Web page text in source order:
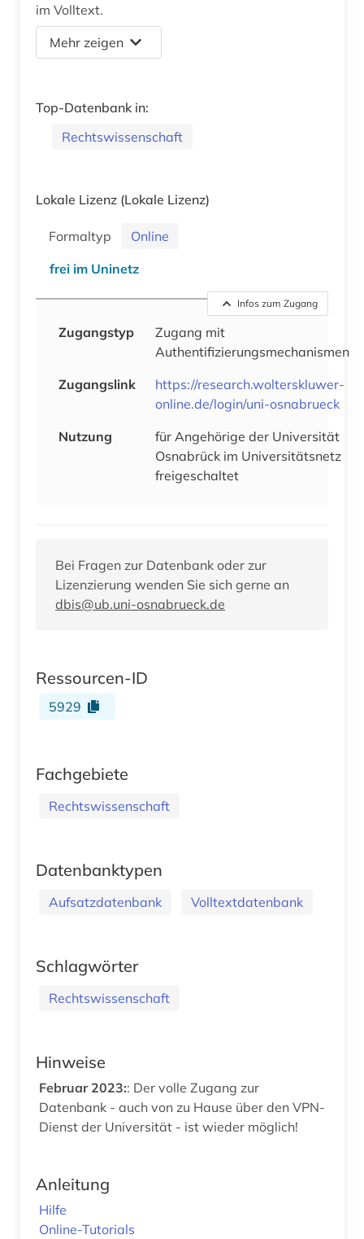
im Volltext.
Mehr zeigen
Top-Datenbank in:
Rechtswissenschaft
Lokale Lizenz (Lokale Lizenz)
Formaltyp
Online
frei im Uninetz
Infos zum Zugang
Zugangstyp
Zugang mit
Authentifizierungsmechanismen
Zugangslink
https://research.wolterskluwer-
online.de/login/uni-osnabrueck
Nutzung
für Angehörige der Universität
Osnabrück im Universitätsnetz
freigeschaltet
Bei Fragen zur Datenbank oder zur
Lizenzierung wenden Sie sich gerne an
dbis@ub.uni-osnabrueck.de
Ressourcen-ID
5929
Fachgebiete
Rechtswissenschaft
Datenbanktypen
Aufsatzdatenbank Volltextdatenbank
Schlagwörter
Rechtswissenschaft
Hinweise
Februar 2023:: Der volle Zugang zur
Datenbank - auch von zu Hause über den VPN-
Dienst der Universität - ist wieder möglich!
Anleitung
Hilfe
Online-Tutorials